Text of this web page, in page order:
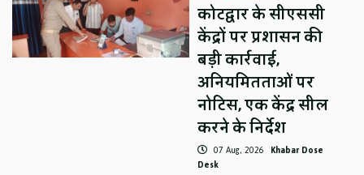
कोटद्वार के सीएससी
केंद्रों पर प्रशासन की
बड़ी कार्रवाई,
अनियमितताओं पर
नोटिस, एक केंद्र सील
करने के निर्देश
07 Aug, 2026 Khabar Dose
Desk